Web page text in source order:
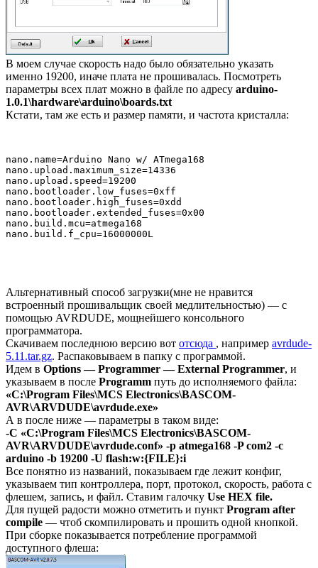
В моем случае скорость надо было обязательно указать
именно 19200, иначе плата не прошивалась. Посмотреть
параметры всех плат можно в файле по адресу arduino-
1.0.1\hardware\arduino\boards.txt
Кстати, там же есть и размер памяти, и частота кристалла:
nano.name=Arduino Nano w/ ATmega168
nano.upload.maximum_size=14336
nano.upload.speed=19200
nano.bootloader.low_fuses=0xff
nano.bootloader.high_fuses=0xdd
nano.bootloader.extended_fuses=0x00
nano.build.mcu=atmega168
Альтернативный способ загрузки(мне не нравится
встроенный прошивальщик своей медлительностью) — с
помощью AVRDUDE, мощнейшего консольного
программатора.
Скачиваем последнюю версию вот отсюда , например avrdude-
5.11.tar.gz. Распаковываем в папку с программой.
Идем в Options — Programmer — External Programmer, и
указываем в после Programm путь до исполняемого файла:
«C:\Program Files\MCS Electronics\BASCOM-
AVR\ARVDUDE\avrdude.exe»
А в после ниже — параметры в таком виде:
-C «C:\Program Files\MCS Electronics\BASCOM-
AVR\ARVDUDE\avrdude.conf» -p atmega168 -P com2 -c
arduino -b 19200 -U flash:w:{FILE}:i
Все понятно из названий, показываем где лежит конфиг,
указываем тип контроллера, порт, протокол, скорость, работа с
флешем, запись, и файл. Ставим галочку Use HEX file.
Для пущей радости можно отметить и пункт Program after
compile — чтоб скомпилировать и прошить одной кнопкой.
При сборке показывается потребление программой
доступного флеша: